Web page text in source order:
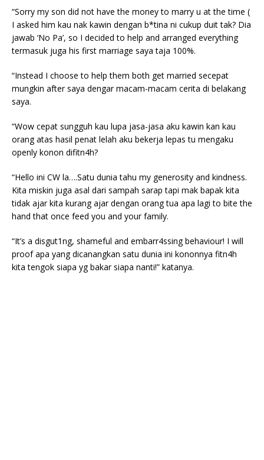
“Sorry my son did not have the money to marry u at the time (
I asked him kau nak kawin dengan b*tina ni cukup duit tak? Dia
jawab ‘No Pa’, so I decided to help and arranged everything
termasuk juga his first marriage saya taja 100%.
“Instead I choose to help them both get married secepat
mungkin after saya dengar macam-macam cerita di belakang
saya.
“Wow cepat sungguh kau lupa jasa-jasa aku kawin kan kau
orang atas hasil penat lelah aku bekerja lepas tu mengaku
openly konon difitn4h?
“Hello ini CW la….Satu dunia tahu my generosity and kindness.
Kita miskin juga asal dari sampah sarap tapi mak bapak kita
tidak ajar kita kurang ajar dengan orang tua apa lagi to bite the
hand that once feed you and your family.
“It’s a disgut1ng, shameful and embarr4ssing behaviour! I will
proof apa yang dicanangkan satu dunia ini kononnya fitn4h
kita tengok siapa yg bakar siapa nanti!” katanya.